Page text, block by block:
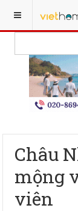
Châu
mộng
viên